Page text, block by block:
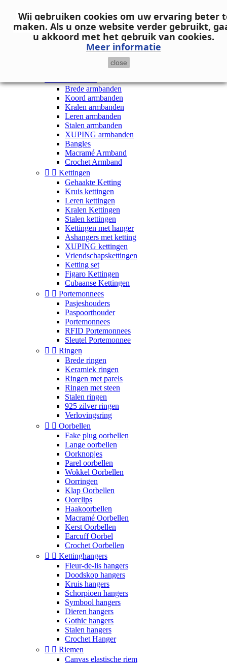
Inloggen
shopping_cart Winkelwagen (0)
Brede armbanden
Koord armbanden
Kralen armbanden
Leren armbanden
Stalen armbanden
XUPING armbanden
Bangles
Macramé Armband
Crochet Armband
  Kettingen
Gehaakte Ketting
Kruis kettingen
Leren kettingen
Kralen Kettingen
Stalen kettingen
Kettingen met hanger
Ashangers met ketting
XUPING kettingen
Vriendschapskettingen
Ketting set
Figaro Kettingen
Cubaanse Kettingen
  Portemonnees
Pasjeshouders
Paspoorthouder
Portemonnees
RFID Portemonnees
Sleutel Portemonnee
  Ringen
Brede ringen
Keramiek ringen
Ringen met parels
Ringen met steen
Stalen ringen
925 zilver ringen
Verlovingsring
  Oorbellen
Fake plug oorbellen
Lange oorbellen
Oorknopjes
Parel oorbellen
Wokkel Oorbellen
Oorringen
Klap Oorbellen
Oorclips
Haakoorbellen
Macramé Oorbellen
Kerst Oorbellen
Earcuff Oorbel
Crochet Oorbellen
  Kettinghangers
Fleur-de-lis hangers
Doodskop hangers
Kruis hangers
Schorpioen hangers
Symbool hangers
Dieren hangers
Gothic hangers
Stalen hangers
Crochet Hanger
  Riemen
Canvas elastische riem
Wij gebruiken cookies om uw ervaring beter
maken. Als u onze website verder gebruikt,
u akkoord met het gebruik van cookies.
Meer informatie
close